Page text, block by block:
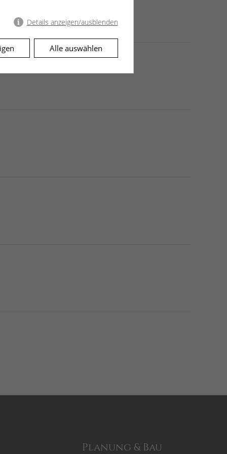
Planung & Bau
Details anzeigen/ausblenden
identifiziert. Dieser
dieses die Sessiondaten
Besucher zugeordnet
Alle auswählen